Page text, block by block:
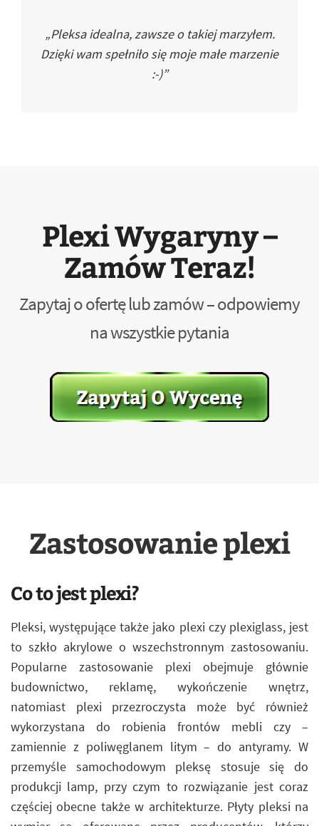
„Pleksa idealna, zawsze o takiej marzyłem.
Dzięki wam spełniło się moje małe marzenie
:-)”
Plexi Wygaryny –
Zamów Teraz!
Zapytaj o ofertę lub zamów – odpowiemy
na wszystkie pytania
Zastosowanie plexi
Co to jest plexi?
Pleksi, występujące także jako plexi czy plexiglass, jest
to szkło akrylowe o wszechstronnym zastosowaniu.
Popularne zastosowanie plexi obejmuje głównie
budownictwo, reklamę, wykończenie wnętrz,
natomiast plexi przezroczysta może być również
wykorzystana do robienia frontów mebli czy –
zamiennie z poliwęglanem litym – do antyramy. W
przemyśle samochodowym pleksę stosuje się do
produkcji lamp, przy czym to rozwiązanie jest coraz
częściej obecne także w architekturze. Płyty pleksi na